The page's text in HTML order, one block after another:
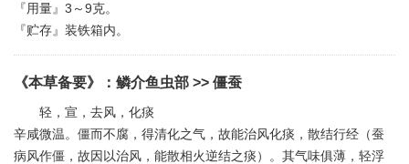
『用量』3～9克。
『贮存』装铁箱内。
《本草备要》 ： 鳞介鱼虫部 >> 僵蚕
轻，宣，去风，化痰
辛咸微温。僵而不腐，得清化之气，故能治风化痰，散结行经（蚕
病风作僵，故因以治风，能散相火逆结之痰）。其气味俱薄，轻浮